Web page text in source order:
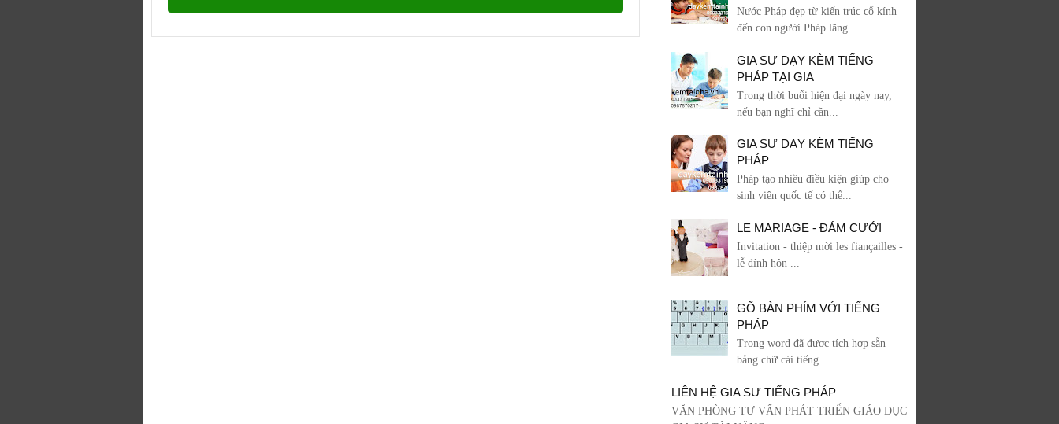
Nước Pháp đẹp từ kiến trúc cổ kính
đến con người Pháp lãng...
GIA SƯ DẠY KÈM TIẾNG
PHÁP TẠI GIA
Trong thời buổi hiện đại ngày nay,
nếu bạn nghĩ chỉ cần...
GIA SƯ DẠY KÈM TIẾNG
PHÁP
Pháp tạo nhiều điều kiện giúp cho
sinh viên quốc tế có thể...
LE MARIAGE - ĐÁM CƯỚI
Invitation - thiệp mời les fiançailles -
lễ đính hôn ...
GÕ BÀN PHÍM VỚI TIẾNG
PHÁP
Trong word đã được tích hợp sẵn
bảng chữ cái tiếng...
LIÊN HỆ GIA SƯ TIẾNG PHÁP
VĂN PHÒNG TƯ VẤN PHÁT TRIỂN GIÁO DỤC